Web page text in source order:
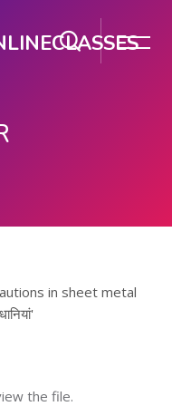
in sheet metal
the file.